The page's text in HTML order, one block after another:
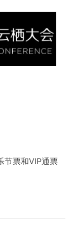
节票和VIP通票